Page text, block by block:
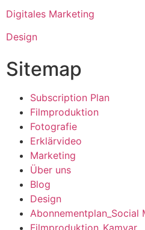
Digitales Marketing
Design
Sitemap
Subscription Plan
Filmproduktion
Fotografie
Erklärvideo
Marketing
Über uns
Blog
Design
Abonnementplan_Social
Filmproduktion_Kamyar